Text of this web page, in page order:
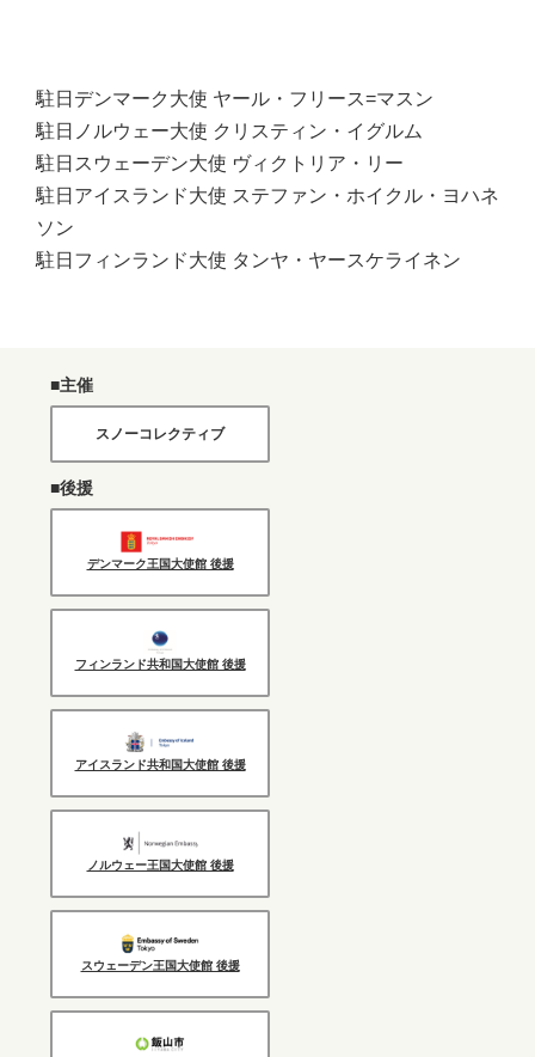
駐日デンマーク大使 ヤール・フリース=マスン
駐日ノルウェー大使 クリスティン・イグルム
駐日スウェーデン大使 ヴィクトリア・リー
駐日アイスランド大使 ステファン・ホイクル・ヨハネ
ソン
駐日フィンランド大使 タンヤ・ヤースケライネン
■主催
スノーコレクティブ
■後援
デンマーク王国大使館 後援
フィンランド共和国大使館 後援
アイスランド共和国大使館 後援
ノルウェー王国大使館 後援
スウェーデン王国大使館 後援